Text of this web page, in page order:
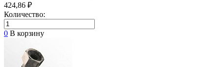
424,86 ₽
Количество:
0 В корзину